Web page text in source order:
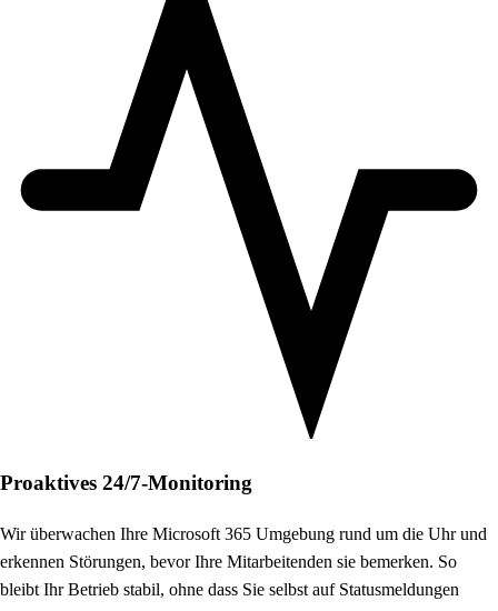
Proaktives 24/7-Monitoring
Wir überwachen Ihre Microsoft 365 Umgebung rund um die Uhr und
erkennen Störungen, bevor Ihre Mitarbeitenden sie bemerken. So
bleibt Ihr Betrieb stabil, ohne dass Sie selbst auf Statusmeldungen